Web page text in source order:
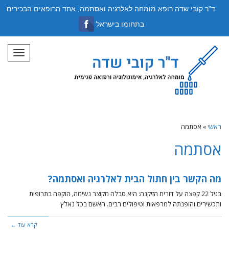
תפריט
ראשי» אסתמה
אסתמה
מה הקשר בין חתול הבית לאלרגיה ואסתמה?
בגיל 22 קפצה על דורית הזיקנה: היא סבלה מקוצר נשימה, הוקפה בתרופות
ותכשירים והופנתה למרפאות וטיפולים רבים. האשם בכל נאלץ
קרא עוד ←
ד"ר קובי שדה רופא מומחה לאלרגיה ואסתמה, אחד הרופאים הבכירים
בתחומו בישראל